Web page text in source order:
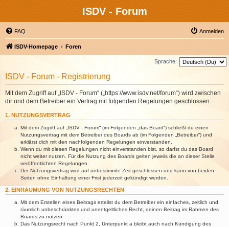
ISDV - Forum
FAQ Anmelden
ISDV-Homepage Foren
Sprache:
ISDV - Forum - Registrierung
Mit dem Zugriff auf „ISDV - Forum“ („https://www.isdv.net/forum“) wird zwischen
dir und dem Betreiber ein Vertrag mit folgenden Regelungen geschlossen:
1. NUTZUNGSVERTRAG
Mit dem Zugriff auf „ISDV - Forum“ (im Folgenden „das Board“) schließt du einen
Nutzungsvertrag mit dem Betreiber des Boards ab (im Folgenden „Betreiber“) und
erklärst dich mit den nachfolgenden Regelungen einverstanden.
Wenn du mit diesen Regelungen nicht einverstanden bist, so darfst du das Board
nicht weiter nutzen. Für die Nutzung des Boards gelten jeweils die an dieser Stelle
veröffentlichten Regelungen.
Der Nutzungsvertrag wird auf unbestimmte Zeit geschlossen und kann von beiden
Seiten ohne Einhaltung einer Frist jederzeit gekündigt werden.
2. EINRÄUMUNG VON NUTZUNGSRECHTEN
Mit dem Erstellen eines Beitrags erteilst du dem Betreiber ein einfaches, zeitlich und
räumlich unbeschränktes und unentgeltliches Recht, deinen Beitrag im Rahmen des
Boards zu nutzen.
Das Nutzungsrecht nach Punkt 2, Unterpunkt a bleibt auch nach Kündigung des